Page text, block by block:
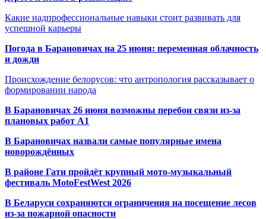
Какие надпрофессиональные навыки стоит развивать для
успешной карьеры
Погода в Барановичах на 25 июня: переменная облачность
и дожди
Происхождение белорусов: что антропология рассказывает о
формировании народа
В Барановичах 26 июня возможны перебои связи из-за
плановых работ A1
В Барановичах назвали самые популярные имена
новорождённых
В районе Гати пройдёт крупный мото-музыкальный
фестиваль MotoFestWest 2026
В Беларуси сохраняются ограничения на посещение лесов
из-за пожарной опасности